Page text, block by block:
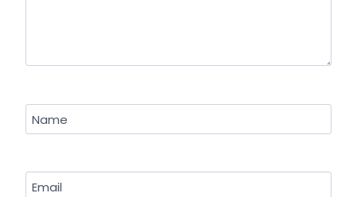
Name
Email